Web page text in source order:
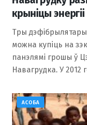
крыніцы энергіі
Тры
можна купіць на
панэлямі грошы ў
Навагрудка. У 2012
АСОБА